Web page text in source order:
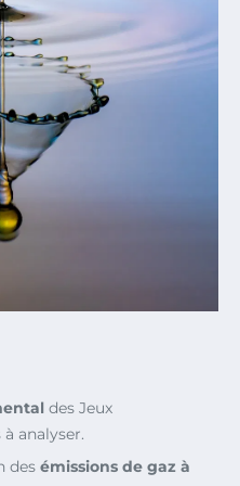
des Jeux
analyser.
des émissions de gaz à